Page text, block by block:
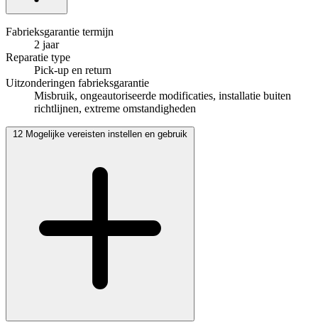
Fabrieksgarantie termijn
2 jaar
Reparatie type
Pick-up en return
Uitzonderingen fabrieksgarantie
Misbruik, ongeautoriseerde modificaties, installatie buiten
richtlijnen, extreme omstandigheden
12 Mogelijke vereisten instellen en gebruik